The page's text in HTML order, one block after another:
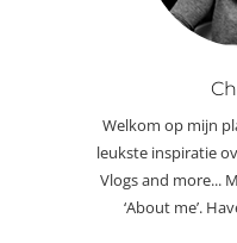
Welkom op mijn
leukste inspiratie
Vlogs and more...
‘About me’.